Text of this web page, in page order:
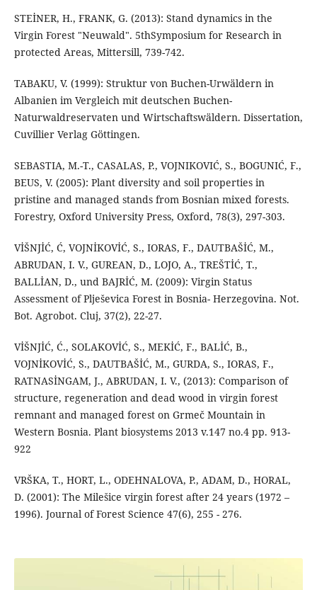
STEİNER, H., FRANK, G. (2013): Stand dynamics in the
Virgin Forest "Neuwald". 5thSymposium for Research in
protected Areas, Mittersill, 739-742.
TABAKU, V. (1999): Struktur von Buchen-Urwäldern in
Albanien im Vergleich mit deutschen Buchen-
Naturwaldreservaten und Wirtschaftswäldern. Dissertation,
Cuvillier Verlag Göttingen.
SEBASTIA, M.-T., CASALAS, P., VOJNIKOVIĆ, S., BOGUNIĆ, F.,
BEUS, V. (2005): Plant diversity and soil properties in
pristine and managed stands from Bosnian mixed forests.
Forestry, Oxford University Press, Oxford, 78(3), 297-303.
VİŠNJİĆ, Ć, VOJNİKOVİĆ, S., IORAS, F., DAUTBAŠİĆ, M.,
ABRUDAN, I. V., GUREAN, D., LOJO, A., TREŠTİĆ, T.,
BALLİAN, D., und BAJRİĆ, M. (2009): Virgin Status
Assessment of Plješevica Forest in Bosnia- Herzegovina. Not.
Bot. Agrobot. Cluj, 37(2), 22-27.
VİŠNJİĆ, Ć., SOLAKOVİĆ, S., MEKİĆ, F., BALİĆ, B.,
VOJNİKOVİĆ, S., DAUTBAŠİĆ, M., GURDA, S., IORAS, F.,
RATNASİNGAM, J., ABRUDAN, I. V., (2013): Comparison of
structure, regeneration and dead wood in virgin forest
remnant and managed forest on Grmeč Mountain in
Western Bosnia. Plant biosystems 2013 v.147 no.4 pp. 913-
922
VRŠKA, T., HORT, L., ODEHNALOVA, P., ADAM, D., HORAL,
D. (2001): The Milešice virgin forest after 24 years (1972 –
1996). Journal of Forest Science 47(6), 255 - 276.